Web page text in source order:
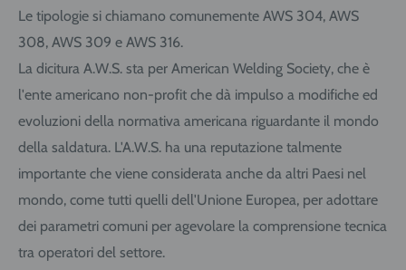
Le tipologie si chiamano comunemente AWS 304, AWS
308, AWS 309 e AWS 316.
La dicitura A.W.S. sta per American Welding Society, che è
l'ente americano non-profit che dà impulso a modifiche ed
evoluzioni della normativa americana riguardante il mondo
della saldatura. L'A.W.S. ha una reputazione talmente
importante che viene considerata anche da altri Paesi nel
mondo, come tutti quelli dell'Unione Europea, per adottare
dei parametri comuni per agevolare la comprensione tecnica
tra operatori del settore.